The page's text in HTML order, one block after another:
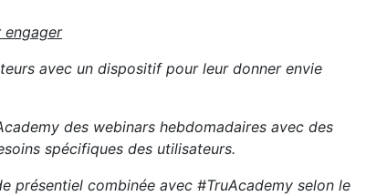
engager
avec un dispositif pour leur donner envie
des webinars hebdomadaires avec des
spécifiques des utilisateurs.
présentiel combinée avec #TruAcademy selon le